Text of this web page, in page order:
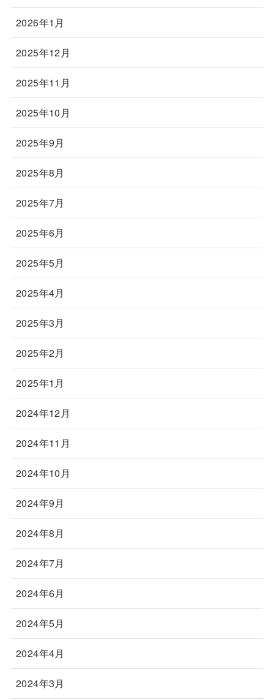
2026年1月
2025年12月
2025年11月
2025年10月
2025年9月
2025年8月
2025年7月
2025年6月
2025年5月
2025年4月
2025年3月
2025年2月
2025年1月
2024年12月
2024年11月
2024年10月
2024年9月
2024年8月
2024年7月
2024年6月
2024年5月
2024年4月
2024年3月